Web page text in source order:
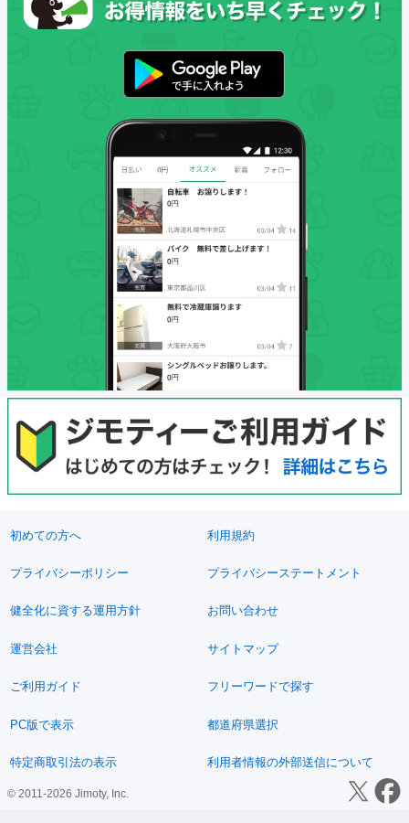
初めての方へ 利用規約
プライバシーポリシー プライバシーステートメント
健全化に資する運用方針 お問い合わせ
運営会社 サイトマップ
ご利用ガイド フリーワードで探す
PC版で表示 都道府県選択
特定商取引法の表示 利用者情報の外部送信について
© 2011-2026 Jimoty, Inc.